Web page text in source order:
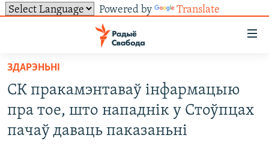
Powered by Translate
ўнівэрсальнага
доступу
Перайсьці
да
галоўнага
зьместу
Перайсьці
УСЕ НАВІНЫ
ВІДЭА І ФОТА
ТОЛЬКІ НА СВАБОДЗЕ
ТЭСТЫ
СУВЯЗЬ
ЗДАРЭНЬНІ
СК пракамэнтаваў інфармацыю
пра тое, што нападнік у Стоўпцах
пачаў даваць паказаньні